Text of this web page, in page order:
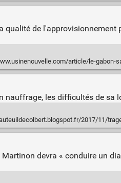
qualité de l'approvisionnement
article/le-gabon-saisit-une-filiale-
nauffrage, les difficultés de sa
2017/11/
devra « conduire un